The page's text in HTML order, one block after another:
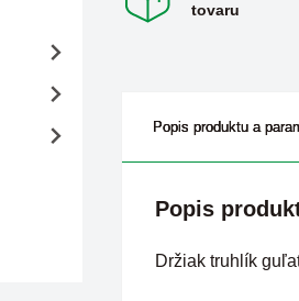
tovaru
Popis produktu a
Popis
Držiak truhlík